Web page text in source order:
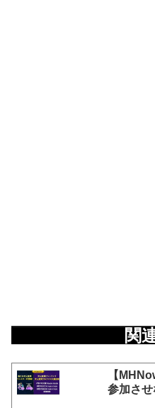
関
【
参加させ